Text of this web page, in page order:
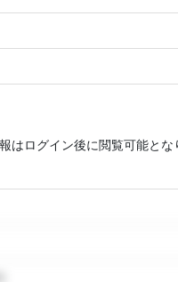
はログイン後に閲覧可能とな